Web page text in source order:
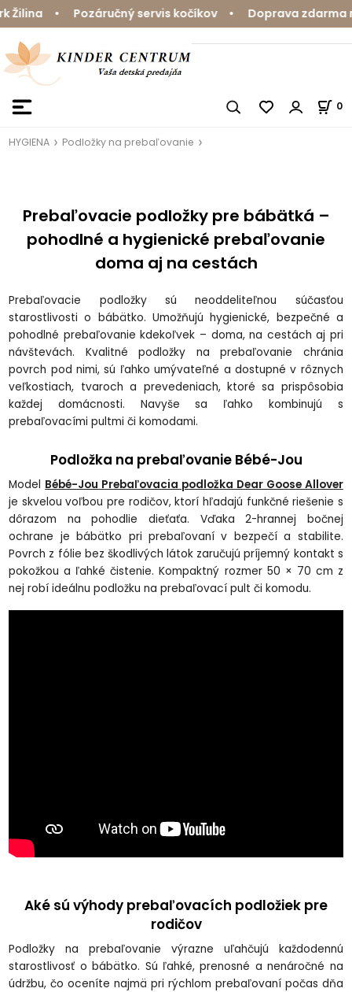
• Pozáručný servis kočíkov • Doprava zdarma
0
HYGIENA Podložky na prebaľovanie
Prebaľovacie podložky pre bábätká –
pohodlné a hygienické prebaľovanie
doma aj na cestách
Prebaľovacie podložky sú neoddeliteľnou súčasťou
starostlivosti o bábätko. Umožňujú hygienické, bezpečné a
pohodlné prebaľovanie kdekoľvek – doma, na cestách aj pri
návštevách. Kvalitné podložky na prebaľovanie chránia
povrch pod nimi, sú ľahko umývateľné a dostupné v rôznych
veľkostiach, tvaroch a prevedeniach, ktoré sa prispôsobia
každej domácnosti. Navyše sa ľahko kombinujú s
prebaľovacími pultmi či komodami.
Podložka na prebaľovanie Bébé-Jou
Model Bébé-Jou Prebaľovacia podložka Dear Goose Allover
je skvelou voľbou pre rodičov, ktorí hľadajú funkčné riešenie s
dôrazom na pohodlie dieťaťa. Vďaka 2-hrannej bočnej
ochrane je bábätko pri prebaľovaní v bezpečí a stabilite.
Povrch z fólie bez škodlivých látok zaručujú príjemný kontakt s
pokožkou a ľahké čistenie. Kompaktný rozmer 50 × 70 cm z
nej robí ideálnu podložku na prebaľovací pult či komodu.
Aké sú výhody prebaľovacích podložiek pre
rodičov
Podložky na prebaľovanie výrazne uľahčujú každodennú
starostlivosť o bábätko. Sú ľahké, prenosné a nenáročné na
údržbu, čo oceníte najmä pri rýchlom prebaľovaní počas dňa